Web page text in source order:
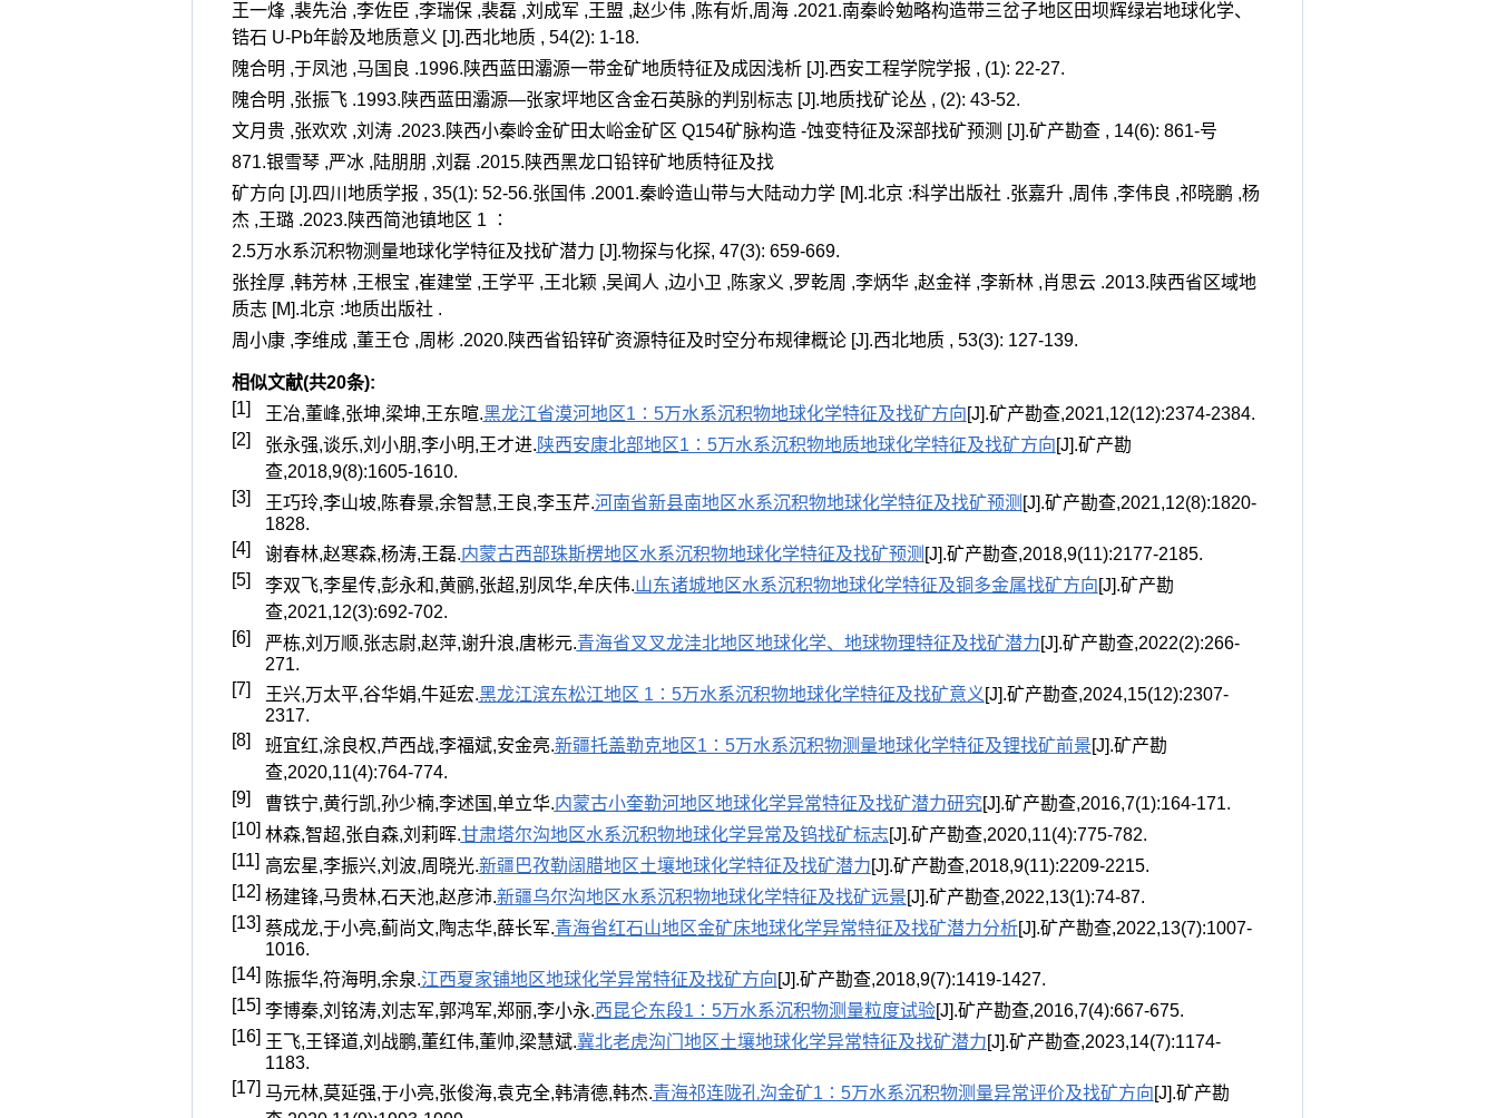
王一烽 ,裴先治 ,李佐臣 ,李瑞保 ,裴磊 ,刘成军 ,王盟 ,赵少伟 ,陈有炘,周海 .2021.南秦岭勉略构造带三岔子地区田坝辉绿岩地球化学、
锆石 U-Pb年龄及地质意义 [J].西北地质 , 54(2): 1-18.
隗合明 ,于凤池 ,马国良 .1996.陕西蓝田灞源一带金矿地质特征及成因浅析 [J].西安工程学院学报 , (1): 22-27.
隗合明 ,张振飞 .1993.陕西蓝田灞源—张家坪地区含金石英脉的判别标志 [J].地质找矿论丛 , (2): 43-52.
文月贵 ,张欢欢 ,刘涛 .2023.陕西小秦岭金矿田太峪金矿区 Q154矿脉构造 -蚀变特征及深部找矿预测 [J].矿产勘查 , 14(6): 861-号
871.银雪琴 ,严冰 ,陆朋朋 ,刘磊 .2015.陕西黑龙口铅锌矿地质特征及找
矿方向 [J].四川地质学报 , 35(1): 52-56.张国伟 .2001.秦岭造山带与大陆动力学 [M].北京 :科学出版社 .张嘉升 ,周伟 ,李伟良 ,祁晓鹏 ,杨
杰 ,王璐 .2023.陕西简池镇地区 1 ∶
2.5万水系沉积物测量地球化学特征及找矿潜力 [J].物探与化探, 47(3): 659-669.
张拴厚 ,韩芳林 ,王根宝 ,崔建堂 ,王学平 ,王北颖 ,吴闻人 ,边小卫 ,陈家义 ,罗乾周 ,李炳华 ,赵金祥 ,李新林 ,肖思云 .2013.陕西省区域地
质志 [M].北京 :地质出版社 .
周小康 ,李维成 ,董王仓 ,周彬 .2020.陕西省铅锌矿资源特征及时空分布规律概论 [J].西北地质 , 53(3): 127-139.
相似文献(共20条):
[1]
王冶,董峰,张坤,梁坤,王东暄.黑龙江省漠河地区1∶5万水系沉积物地球化学特征及找矿方向[J].矿产勘查,2021,12(12):2374-2384.
[2]
张永强,谈乐,刘小朋,李小明,王才进.陕西安康北部地区1∶5万水系沉积物地质地球化学特征及找矿方向[J].矿产勘
查,2018,9(8):1605-1610.
[3]
王巧玲,李山坡,陈春景,余智慧,王良,李玉芹.河南省新县南地区水系沉积物地球化学特征及找矿预测 [J].矿产勘查,2021,12(8):1820-
1828.
[4]
谢春林,赵寒森,杨涛,王磊.内蒙古西部珠斯楞地区水系沉积物地球化学特征及找矿预测 [J].矿产勘查,2018,9(11):2177-2185.
[5]
李双飞,李星传,彭永和,黄鹂,张超,别凤华,牟庆伟.山东诸城地区水系沉积物地球化学特征及铜多金属找矿方向[J].矿产勘
查,2021,12(3):692-702.
[6]
严栋,刘万顺,张志尉,赵萍,谢升浪,唐彬元.青海省叉叉龙洼北地区地球化学、地球物理特征及找矿潜力[J].矿产勘查,2022(2):266-
271.
[7]
王兴,万太平,谷华娟,牛延宏.黑龙江滨东松江地区 1∶5万水系沉积物地球化学特征及找矿意义 [J].矿产勘查,2024,15(12):2307-
2317.
[8]
班宜红,涂良权,芦西战,李福斌,安金亮.新疆托盖勒克地区1∶5万水系沉积物测量地球化学特征及锂找矿前景[J].矿产勘
查,2020,11(4):764-774.
[9]
曹铁宁,黄行凯,孙少楠,李述国,单立华.内蒙古小奎勒河地区地球化学异常特征及找矿潜力研究[J].矿产勘查,2016,7(1):164-171.
[10] 林森,智超,张自森,刘莉晖.甘肃塔尔沟地区水系沉积物地球化学异常及钨找矿标志[J].矿产勘查,2020,11(4):775-782.
[11] 高宏星,李振兴,刘波,周晓光.新疆巴孜勒阔腊地区土壤地球化学特征及找矿潜力[J].矿产勘查,2018,9(11):2209-2215.
[12] 杨建锋,马贵林,石天池,赵彦沛.新疆乌尔沟地区水系沉积物地球化学特征及找矿远景[J].矿产勘查,2022,13(1):74-87.
[13] 蔡成龙,于小亮,蓟尚文,陶志华,薛长军.青海省红石山地区金矿床地球化学异常特征及找矿潜力分析[J].矿产勘查,2022,13(7):1007-
1016.
[14] 陈振华,符海明,余泉.江西夏家铺地区地球化学异常特征及找矿方向[J].矿产勘查,2018,9(7):1419-1427.
[15] 李博秦,刘铭涛,刘志军,郭鸿军,郑丽,李小永.西昆仑东段1∶5万水系沉积物测量粒度试验[J].矿产勘查,2016,7(4):667-675.
[16] 王飞,王铎道,刘战鹏,董红伟,董帅,梁慧斌.冀北老虎沟门地区土壤地球化学异常特征及找矿潜力[J].矿产勘查,2023,14(7):1174-
1183.
[17] 马元林,莫延强,于小亮,张俊海,袁克全,韩清德,韩杰.青海祁连陇孔沟金矿1∶5万水系沉积物测量异常评价及找矿方向[J].矿产勘